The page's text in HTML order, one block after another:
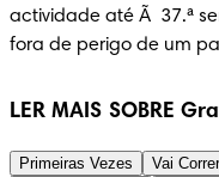
actividade até Ã  37.ª
fora de perigo de um
LER MAIS SOBRE
Primeiras Vezes Vai